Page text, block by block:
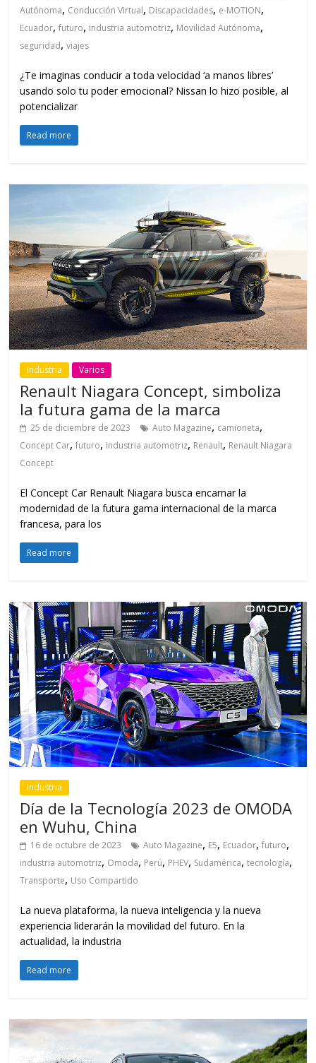
Autónoma, Conducción Virtual, Discapacidades, e-MOTION,
Ecuador,futuro, industria automotriz, Movilidad Autónoma,
seguridad,viajes
¿Te imaginas conducir a toda velocidad ‘a manos libres’
usando solo tu poder emocional? Nissan lo hizo posible, al
potencializar
Read more
Industria Varios
Renault Niagara Concept, simboliza
la futura gama de la marca
25 de diciembre de 2023 Auto Magazine, camioneta,
Concept Car,futuro, industria automotriz, Renault, Renault Niagara
Concept
El Concept Car Renault Niagara busca encarnar la
modernidad de la futura gama internacional de la marca
francesa, para los
Read more
Industria
Día de la Tecnología 2023 de OMODA
en Wuhu, China
16 de octubre de 2023 Auto Magazine, E5, Ecuador,futuro,
industria automotriz, Omoda, Perú, PHEV, Sudamérica,tecnología,
Transporte, Uso Compartido
La nueva plataforma, la nueva inteligencia y la nueva
experiencia liderarán la movilidad del futuro. En la
actualidad, la industria
Read more